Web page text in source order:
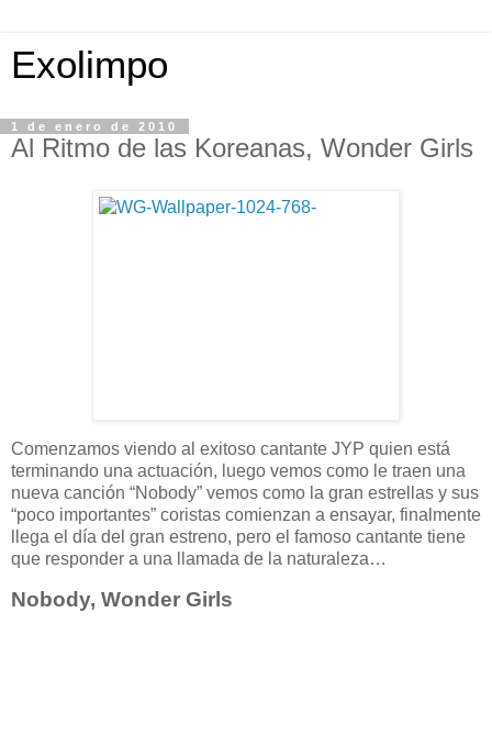
Exolimpo
1 de enero de 2010
Al Ritmo de las Koreanas, Wonder Girls
Comenzamos viendo al exitoso cantante JYP quien está
terminando una actuación, luego vemos como le traen una
nueva canción “Nobody” vemos como la gran estrellas y sus
“poco importantes” coristas comienzan a ensayar, finalmente
llega el día del gran estreno, pero el famoso cantante tiene
que responder a una llamada de la naturaleza…
Nobody, Wonder Girls